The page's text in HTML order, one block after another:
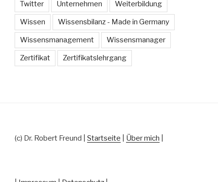
Twitter Unternehmen Weiterbildung
Wissen Wissensbilanz - Made in Germany
Wissensmanagement Wissensmanager
Zertifikat Zertifikatslehrgang
(c) Dr. Robert Freund | Startseite Über mich